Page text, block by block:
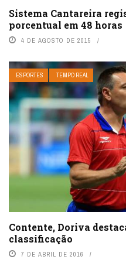
Sistema Cantareira
porcentual em 48 horas
4 DE AGOSTO DE 2015
ESPORTES TEMPO REAL
Contente, Doriva
classificação
7 DE ABRIL DE 2016